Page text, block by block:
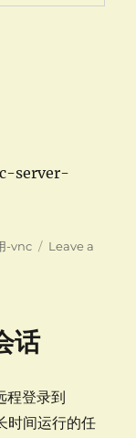
server-
-vnc
Leave a
话
程登录到
时间运行的任